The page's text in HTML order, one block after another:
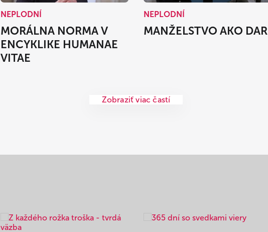
NEPLODNÍ
MORÁLNA NORMA V
ENCYKLIKE HUMANAE
VITAE
NEPLODNÍ
MANŽELSTVO AKO DAR
Zobraziť viac častí